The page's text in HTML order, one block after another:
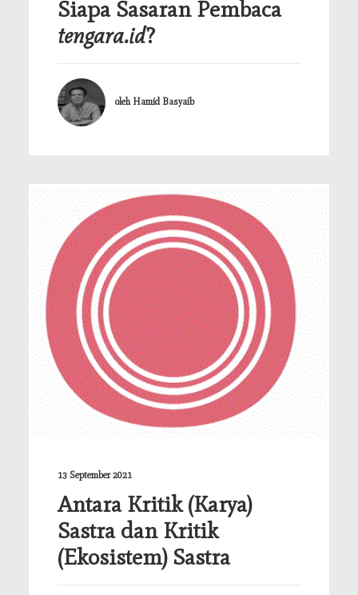
Siapa Sasaran Pembaca
tengara.id?
oleh Hamid Basyaib
13 September 2021
Antara Kritik (Karya)
Sastra dan Kritik
(Ekosistem) Sastra